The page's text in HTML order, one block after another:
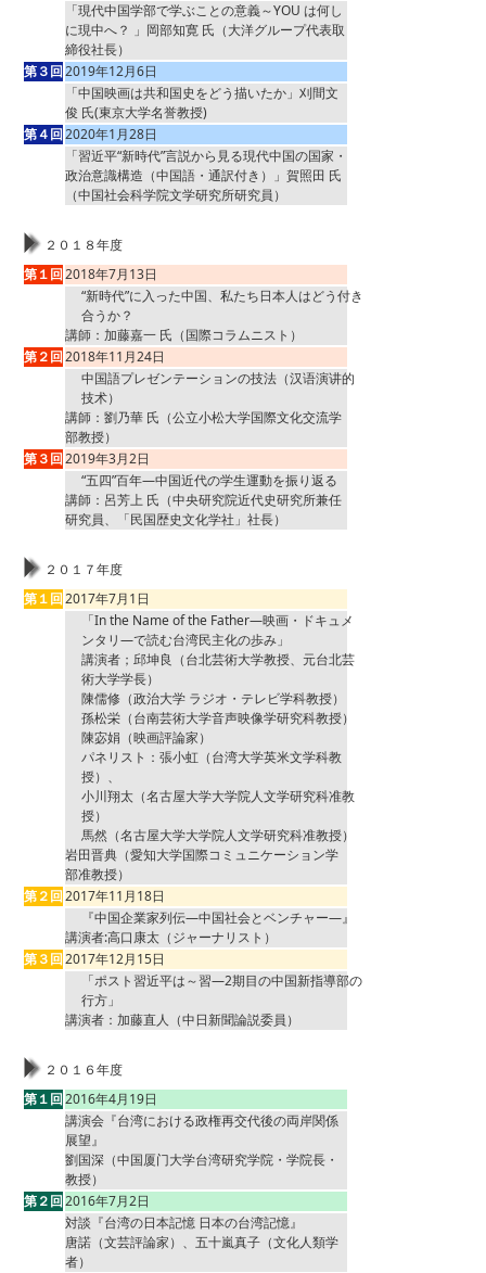
「現代中国学部で学ぶことの意義～YOU は何し
に現中へ？ 」岡部知寛 氏（大洋グループ代表取
締役社長）
第３回2019年12月6日
「中国映画は共和国史をどう描いたか」刈間文
俊 氏(東京大学名誉教授)
第４回2020年1月28日
「習近平“新時代”言説から見る現代中国の国家・
政治意識構造（中国語・通訳付き）」賀照田 氏
（中国社会科学院文学研究所研究員）
２０１８年度
第１回2018年7月13日
“新時代”に入った中国、私たち日本人はどう付き
合うか？
講師：加藤嘉一 氏（国際コラムニスト）
第２回2018年11月24日
中国語プレゼンテーションの技法（汉语演讲的
技术）
講師：劉乃華 氏（公立小松大学国際文化交流学
部教授）
第３回2019年3月2日
“五四”百年—中国近代の学生運動を振り返る
講師：呂芳上 氏（中央研究院近代史研究所兼任
研究員、「民国歴史文化学社」社長）
２０１７年度
第１回2017年7月1日
「In the Name of the Father―映画・ドキュメ
ンタリ―で読む台湾民主化の歩み」
講演者；邱坤良（台北芸術大学教授、元台北芸
術大学学長）
陳儒修（政治大学 ラジオ・テレビ学科教授）
孫松栄（台南芸術大学音声映像学研究科教授）
陳宓娟（映画評論家）
パネリスト：張小虹（台湾大学英米文学科教
授）、
小川翔太（名古屋大学大学院人文学研究科准教
授）
馬然（名古屋大学大学院人文学研究科准教授）
岩田晋典（愛知大学国際コミュニケーション学
部准教授）
第２回2017年11月18日
『中国企業家列伝―中国社会とベンチャー―』
講演者:高口康太（ジャーナリスト）
第３回2017年12月15日
「ポスト習近平は～習―2期目の中国新指導部の
行方」
講演者：加藤直人（中日新聞論説委員）
２０１６年度
第１回2016年4月19日
講演会『台湾における政権再交代後の両岸関係
展望』
劉国深（中国厦门大学台湾研究学院・学院長・
教授）
第２回2016年7月2日
対談『台湾の日本記憶 日本の台湾記憶』
唐諾（文芸評論家）、五十嵐真子（文化人類学
者）